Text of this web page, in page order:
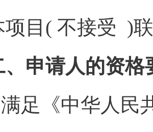
项目( 不接受 )
、申请人的资格
足《中华人民